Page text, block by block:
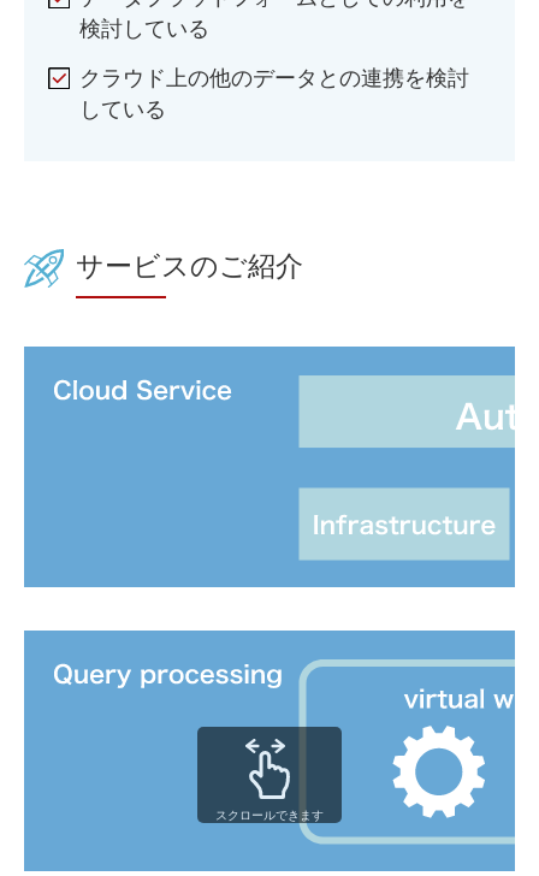
検討している
クラウド上の他のデータとの連携を検討
している
サービスのご紹介
スクロールできます